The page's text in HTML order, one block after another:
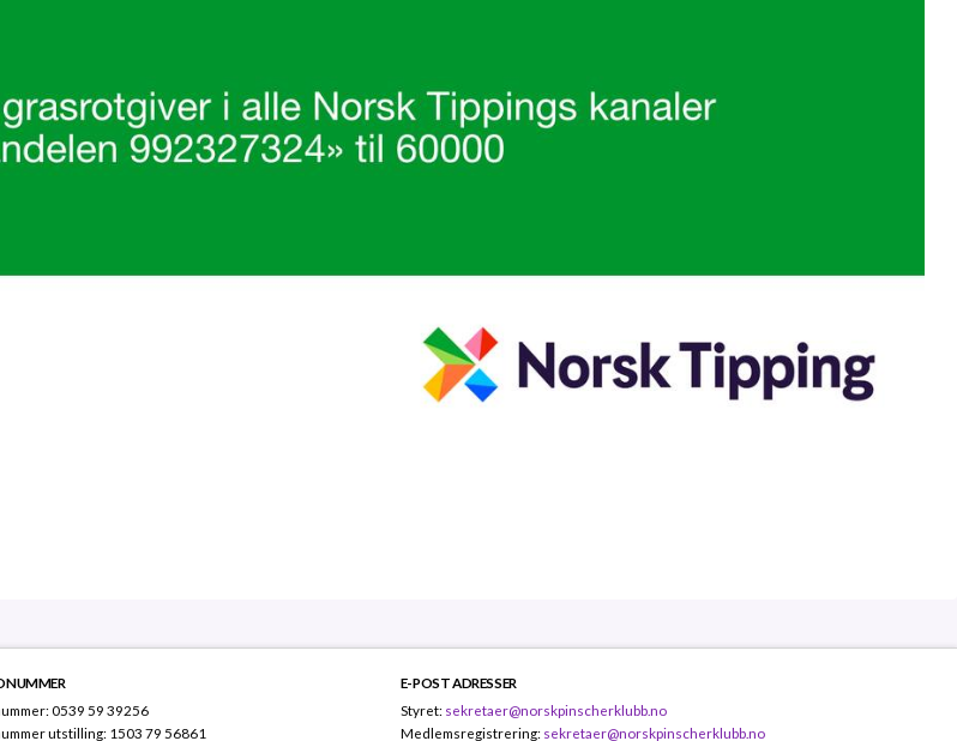
0539 59 39256
utstilling: 1503 79 56861
E-POST ADRESSER
Styret: sekretaer@norskpinscherklubb.no
Medlemsregistrering: sekretaer@norskpinscherklubb.no